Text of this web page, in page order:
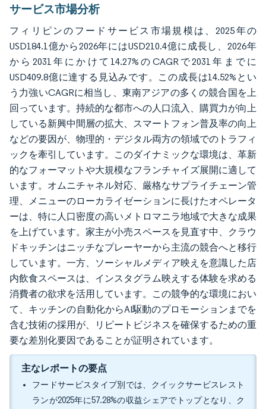
サービス市場分析
フィリピンのフードサービス市場規模は、2025年の
USD184.1億から2026年にはUSD210.4億に成長し、2026年
から2031年にかけて14.27%のCAGRで2031年までに
USD409.8億に達する見込みです。この成長は14.52%とい
う力強いCAGRに相当し、東南アジアの多くの競合国を上
回っています。持続的な都市への人口流入、購買力が向上
している新興中間層の拡大、スマートフォン普及率の向上
などの要因が、物理的・デジタル両方の領域でのトラフィ
ックを牽引しています。このダイナミックな環境は、革新
的なフォーマットや大規模なフランチャイズ展開に適して
います。オムニチャネル対応、厳格なサプライチェーン管
理、メニューのローカライゼーションに長けたオペレータ
ーは、特に人口密度の高いメトロマニラ地域で大きな成果
を上げています。家主が小売スペースを見直す中、クラウ
ドキッチンはニッチなプレーヤーから主流の競合へと移行
しています。一方、ソーシャルメディア映えを意識した店
内飲食スペースは、インスタグラム映えする体験を求める
消費者の欲求を活用しています。この競争的な環境におい
て、キッチンの自動化からAI駆動のプロモーションまでを
含む技術の採用が、リピートビジネスを確保するための重
要な差別化要因であることが証明されています。
主なレポートの要点
フードサービスタイプ別では、クイックサービスレスト
ランが2025年に57.28%の収益シェアでトップとなり、ク